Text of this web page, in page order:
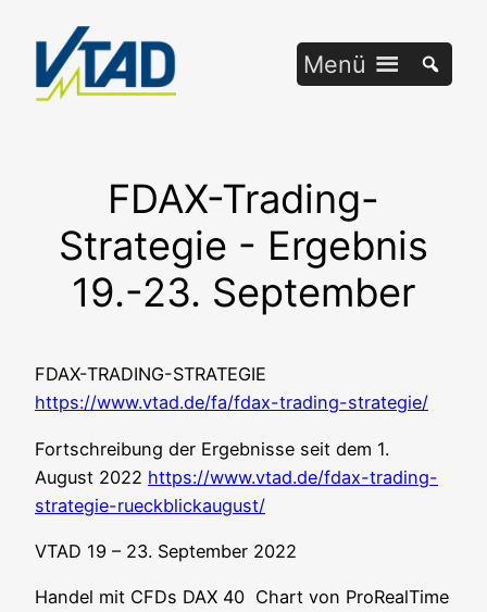
springen
Menü
FDAX-Trading-
Strategie - Ergebnis
19.-23. September
FDAX-TRADING-STRATEGIE
https://www.vtad.de/fa/fdax-trading-strategie/
Fort­schrei­bung der Ergeb­nis­se seit dem 1.
August 2022 https://www.vtad.de/fdax-trading-
strategie-rueckblickaugust/
VTAD 19 – 23. Sep­tem­ber 2022
Han­del mit CFDs DAX 40 Chart von ProRealTime